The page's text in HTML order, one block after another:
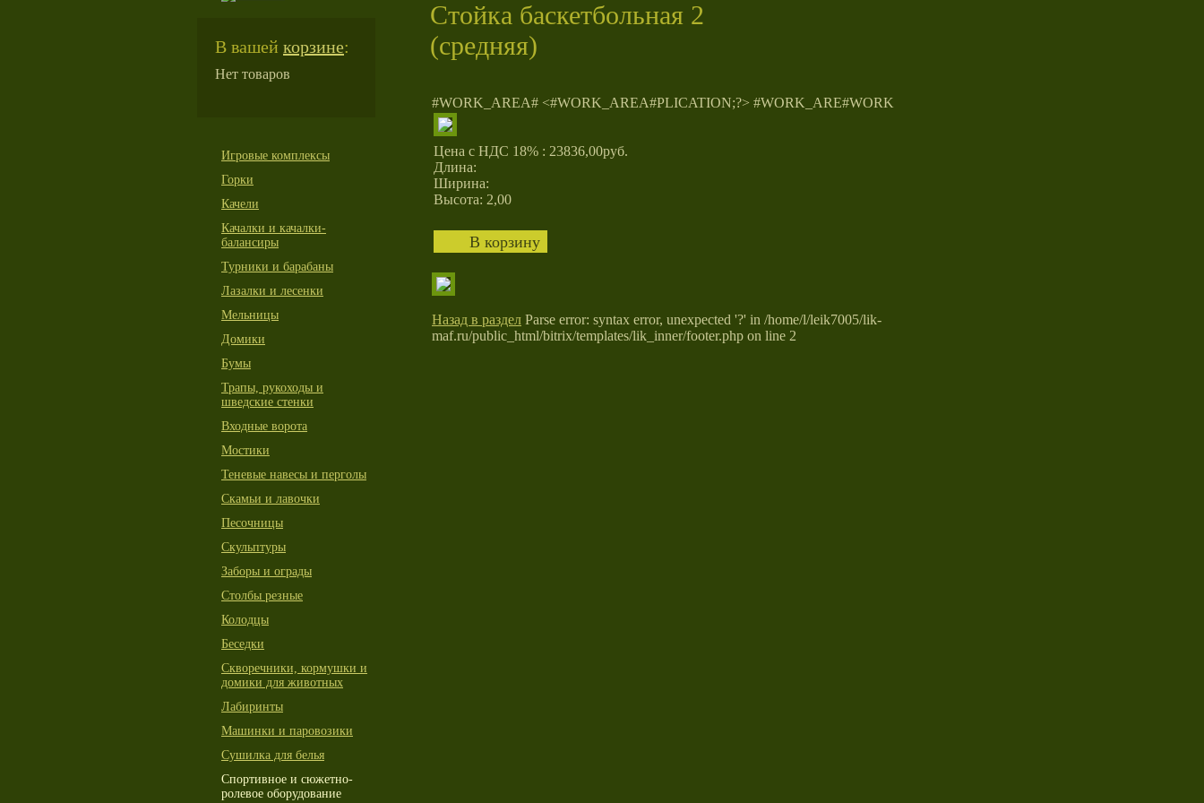
В вашей корзине:
Нет товаров
Игровые комплексы
Горки
Качели
Качалки и качалки-
балансиры
Турники и барабаны
Лазалки и лесенки
Мельницы
Домики
Бумы
Трапы, рукоходы и
шведские стенки
Входные ворота
Мостики
Теневые навесы и перголы
Скамьи и лавочки
Песочницы
Скульптуры
Заборы и ограды
Столбы резные
Колодцы
Беседки
Скворечники, кормушки и
домики для животных
Лабиринты
Машинки и паровозики
Сушилка для белья
Спортивное и сюжетно-
ролевое оборудование
Стойка баскетбольная 2
(средняя)
#WORK_AREA# <#WORK_AREA#PLICATION;?> #WORK_ARE#WORK
Цена с НДС 18% : 23836,00руб.
Длина:
Ширина:
Высота: 2,00
Назад в раздел Parse error: syntax error, unexpected '?' in /home/l/leik7005/lik-
maf.ru/public_html/bitrix/templates/lik_inner/footer.php on line 2